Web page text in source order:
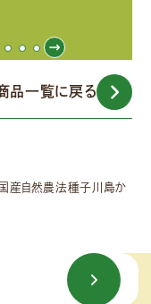
品一覧に戻る
国産自然農法種子川島か